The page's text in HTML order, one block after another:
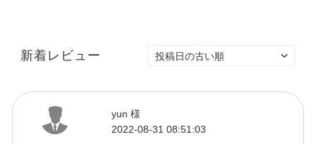
新着レビュー
yun 様
2022-08-31 08:51:03